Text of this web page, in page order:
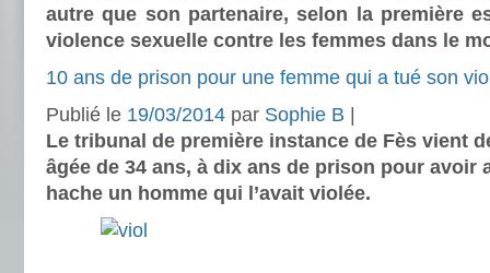
autre que son partenaire, selon la première
violence sexuelle contre les femmes dans le
10 ans de prison pour une femme qui a tué son
Publié le 19/03/2014 par Sophie B
Le tribunal de première instance de Fès vient
âgée de 34 ans, à dix ans de prison pour avoir
hache un homme qui l’avait violée.